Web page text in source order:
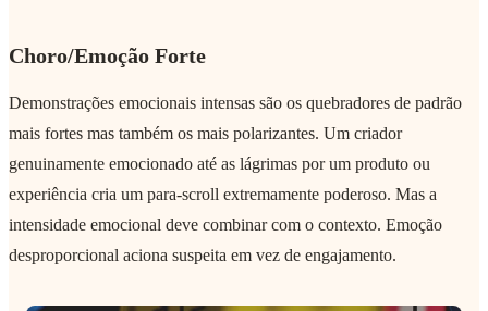
Choro/Emoção Forte
Demonstrações emocionais intensas são os quebradores de padrão
mais fortes mas também os mais polarizantes. Um criador
genuinamente emocionado até as lágrimas por um produto ou
experiência cria um para-scroll extremamente poderoso. Mas a
intensidade emocional deve combinar com o contexto. Emoção
desproporcional aciona suspeita em vez de engajamento.